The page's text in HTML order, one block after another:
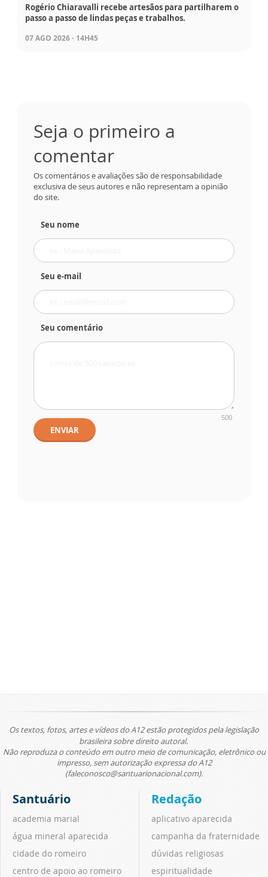
Rogério Chiaravalli recebe artesãos para partilharem o
passo a passo de lindas peças e trabalhos.
07 AGO 2026 - 14H45
Seja o primeiro a
comentar
Os comentários e avaliações são de responsabilidade
exclusiva de seus autores e não representam a opinião
do site.
Seu nome
Seu e-mail
Seu comentário
500
ENVIAR
Os textos, fotos, artes e vídeos do A12 estão protegidos pela legislação
brasileira sobre direito autoral.
Não reproduza o conteúdo em outro meio de comunicação, eletrônico ou
impresso, sem autorização expressa do A12
(faleconosco@santuarionacional.com).
Santuário
academia marial
água mineral aparecida
cidade do romeiro
centro de apoio ao romeiro
Redação
aplicativo aparecida
campanha da fraternidade
dúvidas religiosas
espiritualidade